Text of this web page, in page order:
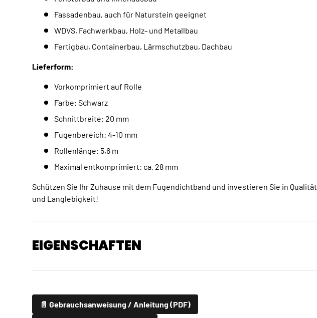
Fassadenbau, auch für Naturstein geeignet
WDVS, Fachwerkbau, Holz- und Metallbau
Fertigbau, Containerbau, Lärmschutzbau, Dachbau
Lieferform:
Vorkomprimiert auf Rolle
Farbe: Schwarz
Schnittbreite: 20 mm
Fugenbereich: 4-10 mm
Rollenlänge: 5,6 m
Maximal entkomprimiert: ca. 28 mm
Schützen Sie Ihr Zuhause mit dem Fugendichtband und investieren Sie in Qualität
und Langlebigkeit!
EIGENSCHAFTEN
📄 Gebrauchsanweisung / Anleitung (PDF)